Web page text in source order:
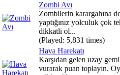
Zombi Avı
Zombilerin karargahına
yaptığınız yolculuk çok
dikkatli ol...
(Played: 5,831 times)
Hava Harekatı
Karşıdan gelen uzay
vurarak puan toplayın.